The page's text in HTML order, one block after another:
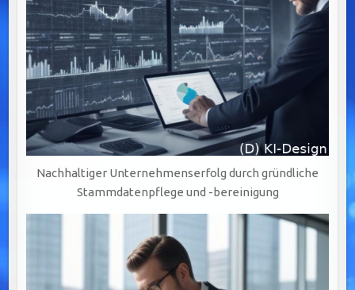
Nachhaltiger Unternehmenserfolg durch gründliche
Stammdatenpflege und -bereinigung